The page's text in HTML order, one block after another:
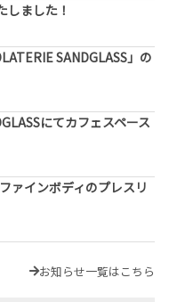
しました！
SANDGLASS」の
にてカフェスペース
ァインボディのプレスリ
お知らせ一覧はこちら